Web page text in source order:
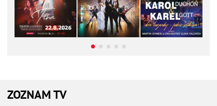
ZOZNAM TV